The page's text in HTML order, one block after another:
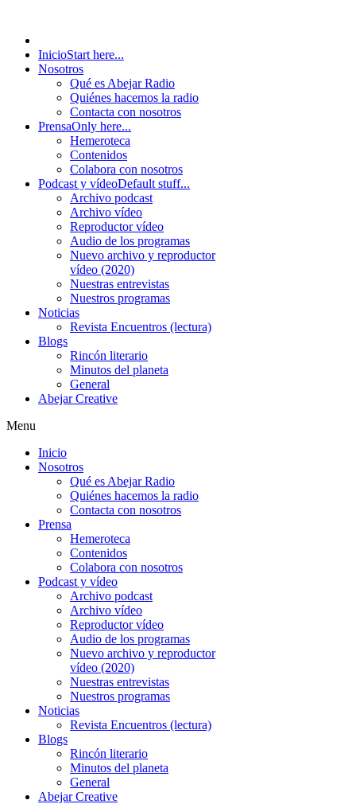
InicioStart here...
Nosotros
Qué es Abejar Radio
Quiénes hacemos la radio
Contacta con nosotros
PrensaOnly here...
Hemeroteca
Contenidos
Colabora con nosotros
Podcast y vídeoDefault stuff...
Archivo podcast
Archivo vídeo
Reproductor vídeo
Audio de los programas
Nuevo archivo y reproductor
vídeo (2020)
Nuestras entrevistas
Nuestros programas
Noticias
Revista Encuentros (lectura)
Blogs
Rincón literario
Minutos del planeta
General
Abejar Creative
Menu
Inicio
Nosotros
Qué es Abejar Radio
Quiénes hacemos la radio
Contacta con nosotros
Prensa
Hemeroteca
Contenidos
Colabora con nosotros
Podcast y vídeo
Archivo podcast
Archivo vídeo
Reproductor vídeo
Audio de los programas
Nuevo archivo y reproductor
vídeo (2020)
Nuestras entrevistas
Nuestros programas
Noticias
Revista Encuentros (lectura)
Blogs
Rincón literario
Minutos del planeta
General
Abejar Creative